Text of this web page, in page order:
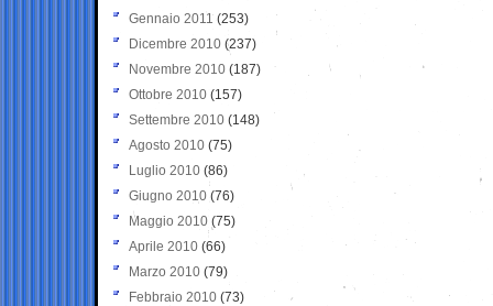
Gennaio 2011 (253)
Dicembre 2010 (237)
Novembre 2010 (187)
Ottobre 2010 (157)
Settembre 2010 (148)
Agosto 2010 (75)
Luglio 2010 (86)
Giugno 2010 (76)
Maggio 2010 (75)
Aprile 2010 (66)
Marzo 2010 (79)
Febbraio 2010 (73)